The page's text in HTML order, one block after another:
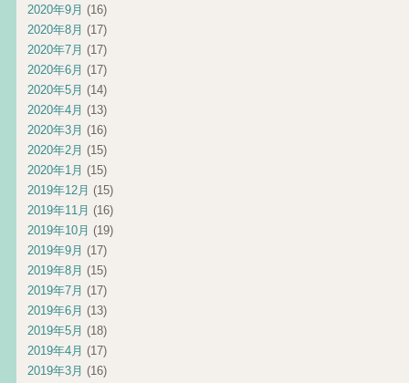
2020年9月 (16)
2020年8月 (17)
2020年7月 (17)
2020年6月 (17)
2020年5月 (14)
2020年4月 (13)
2020年3月 (16)
2020年2月 (15)
2020年1月 (15)
2019年12月 (15)
2019年11月 (16)
2019年10月 (19)
2019年9月 (17)
2019年8月 (15)
2019年7月 (17)
2019年6月 (13)
2019年5月 (18)
2019年4月 (17)
2019年3月 (16)